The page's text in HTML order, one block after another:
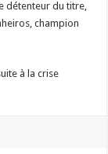
détenteur du titre,
champion
à la crise